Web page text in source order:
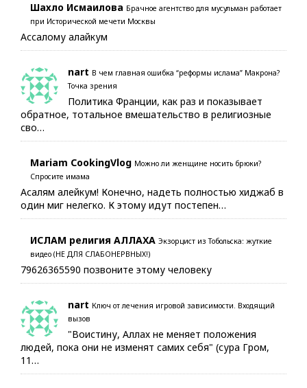
Шахло Исмаилова Брачное агентство для мусульман работает
при Исторической мечети Москвы
Ассалому алайкум
nart В чем главная ошибка “реформы ислама” Макрона?
Точка зрения
Политика Франции, как раз и показывает
обратное, тотальное вмешательство в религиозные
сво…
Mariam CookingVlog Можно ли женщине носить брюки?
Спросите имама
Асалям алейкум! Конечно, надеть полностью хиджаб в
один миг нелегко. К этому идут постепен…
ИСЛАМ религия АЛЛАХА Экзорцист из Тобольска: жуткие
видео (НЕ ДЛЯ СЛАБОНЕРВНЫХ!)
79626365590 позвоните этому человеку
nart Ключ от лечения игровой зависимости. Входящий
вызов
"Воистину, Аллах не меняет положения
людей, пока они не изменят самих себя" (сура Гром,
11…